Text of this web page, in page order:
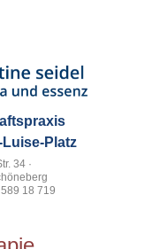
Platz
34 ·
18 719